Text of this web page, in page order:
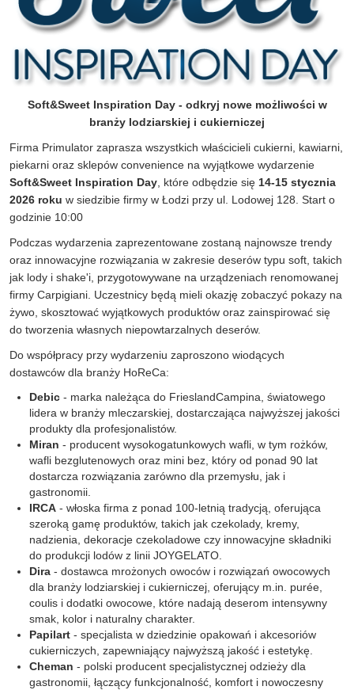
Soft&Sweet Inspiration Day - odkryj nowe możliwości w
branży lodziarskiej i cukierniczej
Firma Primulator zaprasza wszystkich właścicieli cukierni, kawiarni,
piekarni oraz sklepów convenience na wyjątkowe wydarzenie
Soft&Sweet Inspiration Day , które odbędzie się 14-15 stycznia
2026 roku w siedzibie firmy w Łodzi przy ul. Lodowej 128. Start o
godzinie 10:00
Podczas wydarzenia zaprezentowane zostaną najnowsze trendy
oraz innowacyjne rozwiązania w zakresie deserów typu soft, takich
jak lody i shake'i, przygotowywane na urządzeniach renomowanej
firmy Carpigiani. Uczestnicy będą mieli okazję zobaczyć pokazy na
żywo, skosztować wyjątkowych produktów oraz zainspirować się
do tworzenia własnych niepowtarzalnych deserów.
Do współpracy przy wydarzeniu zaproszono wiodących
dostawców dla branży HoReCa:
Debic - marka należąca do FrieslandCampina, światowego
lidera w branży mleczarskiej, dostarczająca najwyższej jakości
produkty dla profesjonalistów.
Miran - producent wysokogatunkowych wafli, w tym rożków,
wafli bezglutenowych oraz mini bez, który od ponad 90 lat
dostarcza rozwiązania zarówno dla przemysłu, jak i
gastronomii.
IRCA - włoska firma z ponad 100-letnią tradycją, oferująca
szeroką gamę produktów, takich jak czekolady, kremy,
nadzienia, dekoracje czekoladowe czy innowacyjne składniki
do produkcji lodów z linii JOYGELATO.
Dira - dostawca mrożonych owoców i rozwiązań owocowych
dla branży lodziarskiej i cukierniczej, oferujący m.in. purée,
coulis i dodatki owocowe, które nadają deserom intensywny
smak, kolor i naturalny charakter.
Papilart - specjalista w dziedzinie opakowań i akcesoriów
cukierniczych, zapewniający najwyższą jakość i estetykę.
Cheman - polski producent specjalistycznej odzieży dla
gastronomii, łączący funkcjonalność, komfort i nowoczesny